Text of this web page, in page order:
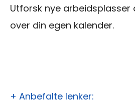
Utforsk nye
over din egen kalender.
+ Anbefalte lenker: